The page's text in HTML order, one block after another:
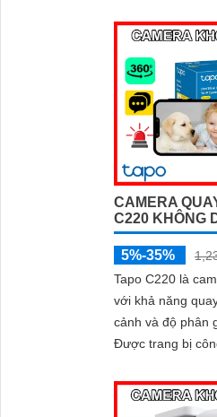
10m, cùng tính
camera giúp
mọi lúc, mọi nơi
CAMERA
C220 KHÔNG
5%-35%
Tapo C220 là
với khả năng
cảnh và độ phân
Được trang bị
tầm xa 10m
tới 512GB, ghi lại